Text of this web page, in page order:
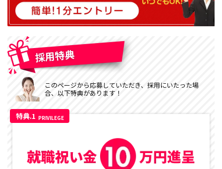
このページから応募していただき、採用にいたった場
合、以下特典があります！
特典.1 PRIVILEGE